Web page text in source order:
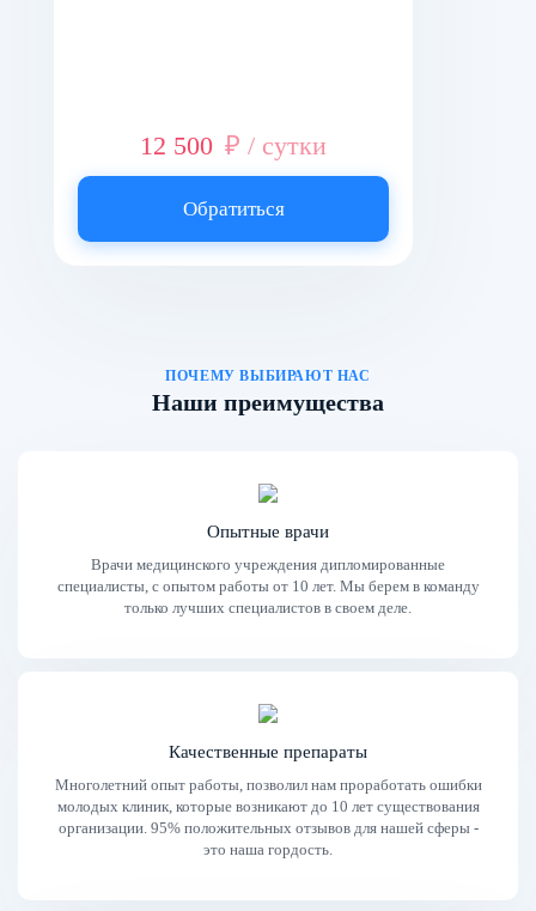
12 500 ₽ / сутки
Обратиться
ПОЧЕМУ ВЫБИРАЮТ НАС
Наши преимущества
Опытные врачи
Врачи медицинского учреждения дипломированные
специалисты, с опытом работы от 10 лет. Мы берем в команду
только лучших специалистов в своем деле.
Качественные препараты
Многолетний опыт работы, позволил нам проработать ошибки
молодых клиник, которые возникают до 10 лет существования
организации. 95% положительных отзывов для нашей сферы -
это наша гордость.